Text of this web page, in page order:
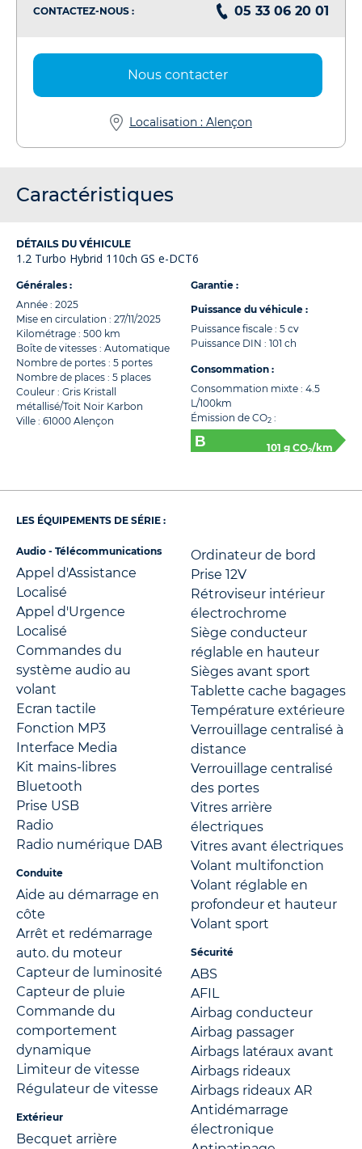
CONTACTEZ-NOUS : 05 33 06 20 01
Nous contacter
Localisation : Alençon
Caractéristiques
DÉTAILS DU VÉHICULE
1.2 Turbo Hybrid 110ch GS e-DCT6
Générales :
Année : 2025
Mise en circulation : 27/11/2025
Kilométrage : 500 km
Boîte de vitesses : Automatique
Nombre de portes : 5 portes
Nombre de places : 5 places
Couleur : Gris Kristall
métallisé/Toit Noir Karbon
Ville : 61000 Alençon
Garantie :
Puissance du véhicule :
Puissance fiscale : 5 cv
Puissance DIN : 101 ch
Consommation :
Consommation mixte : 4.5
L/100km
Émission de CO2 :
101 g CO2/km
LES ÉQUIPEMENTS DE SÉRIE :
Audio - Télécommunications
Appel d'Assistance
Localisé
Appel d'Urgence
Localisé
Commandes du
système audio au
volant
Ecran tactile
Fonction MP3
Interface Media
Kit mains-libres
Bluetooth
Prise USB
Radio
Radio numérique DAB
Conduite
Aide au démarrage en
côte
Arrêt et redémarrage
auto. du moteur
Capteur de luminosité
Capteur de pluie
Commande du
comportement
dynamique
Limiteur de vitesse
Régulateur de vitesse
Extérieur
Becquet arrière
Ordinateur de bord
Prise 12V
Rétroviseur intérieur
électrochrome
Siège conducteur
réglable en hauteur
Sièges avant sport
Tablette cache bagages
Température extérieure
Verrouillage centralisé à
distance
Verrouillage centralisé
des portes
Vitres arrière
électriques
Vitres avant électriques
Volant multifonction
Volant réglable en
profondeur et hauteur
Volant sport
Sécurité
ABS
AFIL
Airbag conducteur
Airbag passager
Airbags latéraux avant
Airbags rideaux
Airbags rideaux AR
Antidémarrage
électronique